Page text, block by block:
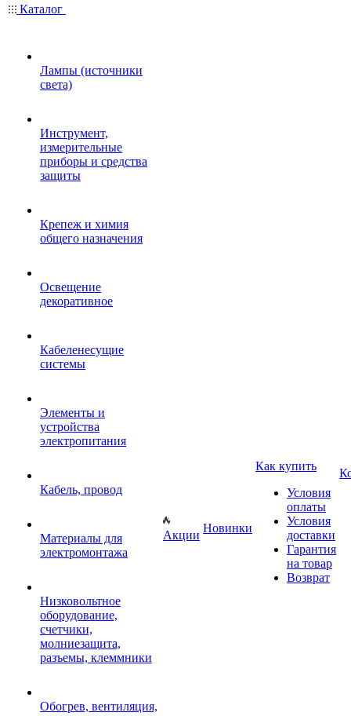
Каталог
Лампы (источники
света)
Инструмент,
измерительные
приборы и средства
защиты
Крепеж и химия
общего назначения
Освещение
декоративное
Кабеленесущие
системы
Элементы и
устройства
электропитания
Кабель, провод
Материалы для
электромонтажа
Низковольтное
оборудование,
счетчики,
молниезащита,
разъемы, клеммники
Обогрев, вентиляция,
Акции
Новинки
Как купить
Условия
оплаты
Условия
доставки
Гарантия
на товар
Возврат